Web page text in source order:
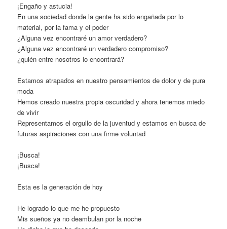
¡Engaño y astucia!
En una sociedad donde la gente ha sido engañada por lo
material, por la fama y el poder
¿Alguna vez encontraré un amor verdadero?
¿Alguna vez encontraré un verdadero compromiso?
¿quién entre nosotros lo encontrará?
Estamos atrapados en nuestro pensamientos de dolor y de pura
moda
Hemos creado nuestra propia oscuridad y ahora tenemos miedo
de vivir
Representamos el orgullo de la juventud y estamos en busca de
futuras aspiraciones con una firme voluntad
¡Busca!
¡Busca!
Esta es la generación de hoy
He logrado lo que me he propuesto
Mis sueños ya no deambulan por la noche